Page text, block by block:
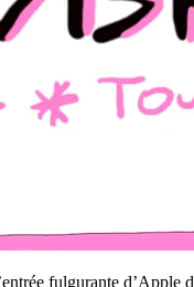
fulgurante d’Apple